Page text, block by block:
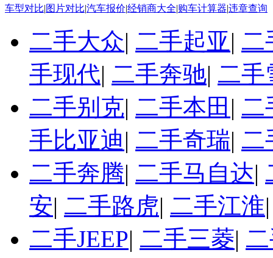
车型对比|图片对比|汽车报价|经销商大全|购车计算器|违章查询
二手大众| 二手起亚| 二
手现代| 二手奔驰| 二手
二手别克| 二手本田 | 二
手比亚迪| 二手奇瑞| 二
二手奔腾| 二手马自达|
安| 二手路虎| 二手江淮
二手JEEP| 二手三菱|